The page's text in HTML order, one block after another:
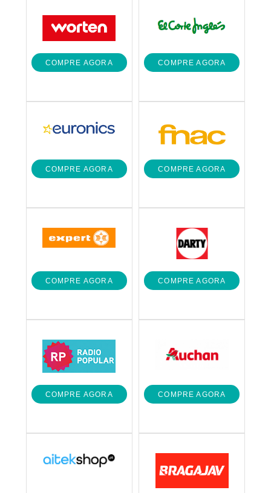
COMPRE AGORA COMPRE AGORA
COMPRE AGORA COMPRE AGORA
COMPRE AGORA COMPRE AGORA
COMPRE AGORA COMPRE AGORA